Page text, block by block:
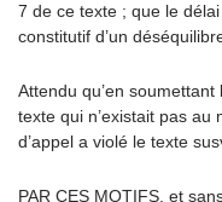
7 de ce texte ; que le
constitutif d’un
Attendu qu’en
texte qui n’existait pas
d’appel a violé le texte
PAR CES MOTIFS, et